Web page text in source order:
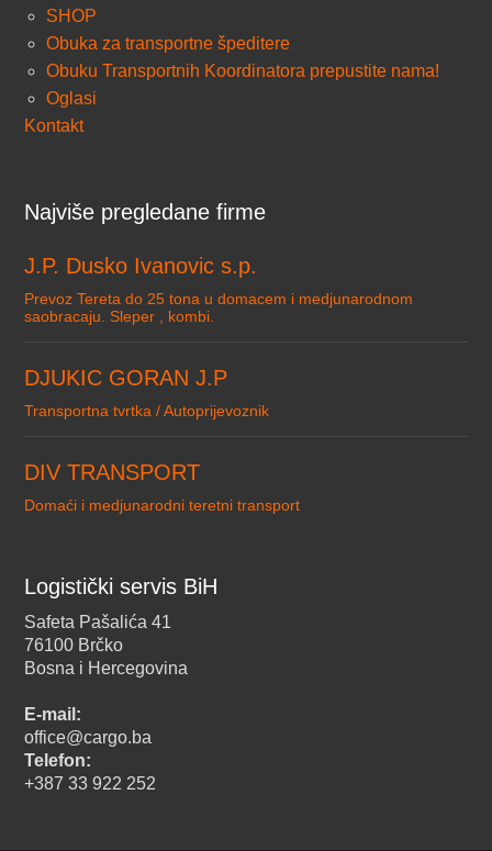
SHOP
Obuka za transportne špeditere
Obuku Transportnih Koordinatora prepustite nama!
Oglasi
Kontakt
Najviše pregledane firme
J.P. Dusko Ivanovic s.p.
Prevoz Tereta do 25 tona u domacem i medjunarodnom
saobracaju. Sleper , kombi.
DJUKIC GORAN J.P
Transportna tvrtka / Autoprijevoznik
DIV TRANSPORT
Domaći i medjunarodni teretni transport
Logistički servis BiH
Safeta Pašalića 41
76100 Brčko
Bosna i Hercegovina
E-mail:
office@cargo.ba
Telefon:
+387 33 922 252